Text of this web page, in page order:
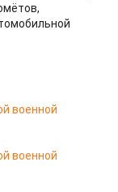
военной
военной